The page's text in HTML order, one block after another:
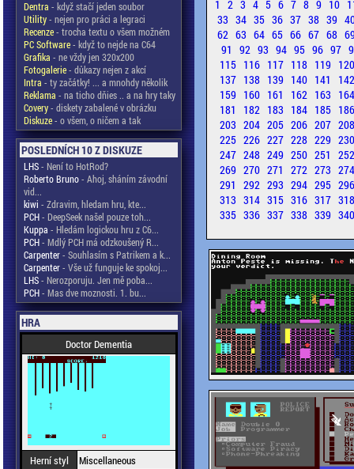
Dentra - když stačí jeden soubor
Utility- nejen pro práci a legraci
Recenze- trocha textu o všem možném
PC Software- když to nejde na C64
Grafika - ne vždy jen 320x200
Fotogalerie- důkazy nejen z akcí
Intra - ty začátky! ... a mnohdy několik
Reklama - na ticho dňies .. a na hry taky
Covery- diskety zabalené v obrázku
Diskuze- o všem, o ničem a tak
POSLEDNÍCH 10 Z DISKUZE
LHS- Není to HotRod?
Roberto Bruno- Ahoj, sháním závodní
vid...
kiwi - Zdravim, hledam hru, kte...
PCH- DeepSeek našel pouze toh...
Kuppa - Hledám logickou hru z C6...
PCH- Mdlý PCH má odzkoušený R...
Carpenter- Souhlasím s Patrikem a k...
Carpenter- Vše už funguje ke spokoj...
LHS- Nerozporuju. Jen mě poba...
PCH- Mas dve moznosti. 1. bu...
HRA
Doctor Dementia
Herní styl
Miscellaneous
1 2 3 4 5 6 7 8 9 10
33 34 35 36 37 38 39
62 63 64 65 66 67 68
91 92 93 94 95 96 97
115 116 117 118 119
137 138 139 140 141
159 160 161 162 163
181
182 183 184 185
203 204 205 206 207
225 226 227 228 229
247 248 249 250 251
269 270 271 272 273
291 292 293 294 295
313 314 315 316 317
335 336 337 338 339